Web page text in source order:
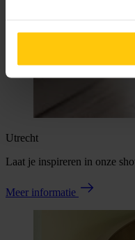
Utrecht
Laat je inspireren in onze
Meer informatie